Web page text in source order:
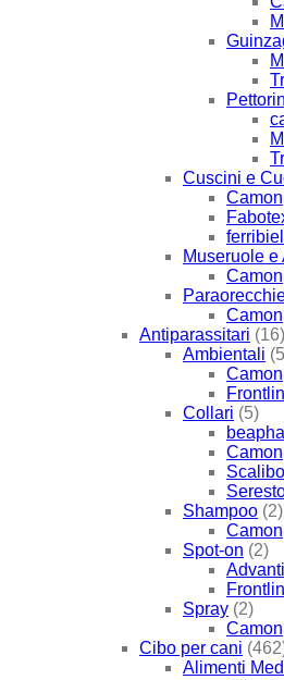
Cuscini e
Camon
Museruole e
Camon
Camon
Antiparassitari (16)
Ambientali
Camon
Collari (5)
Camon
Shampoo (2)
Camon
Spot-on (2)
Spray (2)
Camon
Cibo per cani
Alimenti